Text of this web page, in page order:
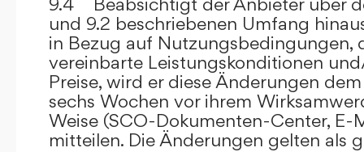
und 9.2 beschriebenen Umfang
in Bezug auf Nutzungsbedingungen,
vereinbarte Leistungskonditionen
Preise, wird er diese Änderungen
sechs Wochen vor ihrem
Weise (SCO-Dokumenten-Center, E-
mitteilen. Die Änderungen gelten als